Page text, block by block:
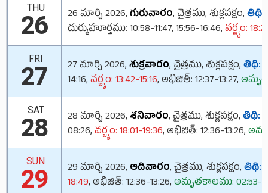
THU
26 26 మార్చి 2026, గురువారం, చైత్రము, శుక్లపక్షం, తిథి:
దుర్ముహూర్తము: 10:58-11:47, 15:56-16:46, వర్జ్యం:
FRI
27 27 మార్చి 2026, శుక్రవారం, చైత్రము, శుక్లపక్షం, తిథి:
14:16, వర్జ్యం: 13:42-15:16, అభిజిత్: 12:37-13:27,
SAT
28 28 మార్చి 2026, శనివారం, చైత్రము, శుక్లపక్షం, తిథి:
08:26, వర్జ్యం: 18:01-19:36, అభిజిత్: 12:36-13:26,
SUN
29 29 మార్చి 2026, ఆదివారం, చైత్రము, శుక్లపక్షం, తిథి:
18:49, అభిజిత్: 12:36-13:26, అమృతకాలము: 02:53-